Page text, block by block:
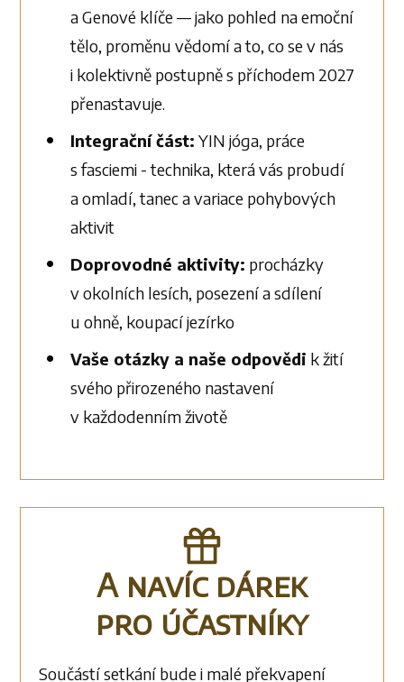
a Genové klíče — jako pohled na emoční
tělo, proměnu vědomí a to, co se v nás
i kolektivně postupně s příchodem 2027
přenastavuje.
Integrační část: YIN jóga, práce
s fasciemi - technika, která vás probudí
a omladí, tanec a variace pohybových
aktivit
Doprovodné aktivity: procházky
v okolních lesích, posezení a sdílení
u ohně, koupací jezírko
Vaše otázky a naše odpovědi k žití
svého přirozeného nastavení
v každodenním životě
A navíc dárek
pro účastníky
Součástí setkání bude i malé překvapení